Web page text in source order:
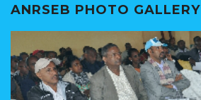
ANRSEB PHOTO GALLERY